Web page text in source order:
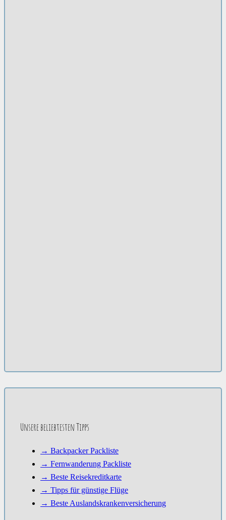
Unsere beliebtesten Tipps
→ Backpacker Packliste
→ Fernwanderung Packliste
→ Beste Reisekreditkarte
→ Tipps für günstige Flüge
→ Beste Auslandskrankenversicherung